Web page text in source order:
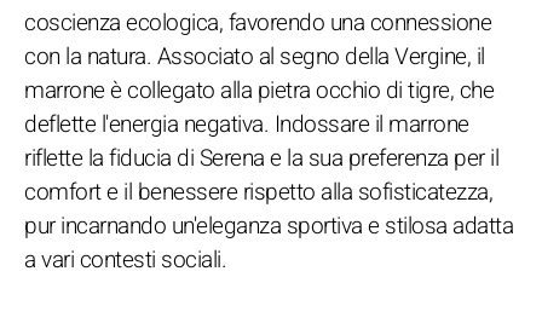
coscienza ecologica, favorendo una connessione
con la natura. Associato al segno della Vergine, il
marrone è collegato alla pietra occhio di tigre, che
deflette l'energia negativa. Indossare il marrone
riflette la fiducia di Serena e la sua preferenza per il
comfort e il benessere rispetto alla sofisticatezza,
pur incarnando un'eleganza sportiva e stilosa adatta
a vari contesti sociali.